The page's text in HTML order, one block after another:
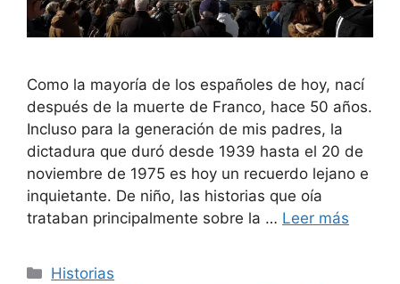
Como la mayoría de los españoles de hoy, nací
después de la muerte de Franco, hace 50 años.
Incluso para la generación de mis padres, la
dictadura que duró desde 1939 hasta el 20 de
noviembre de 1975 es hoy un recuerdo lejano e
inquietante. De niño, las historias que oía
trataban principalmente sobre la … Leer más
Categorías
Historias